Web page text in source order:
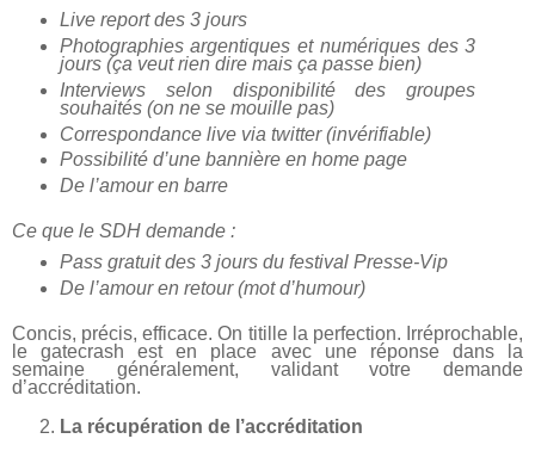
Live report des 3 jours
Photographies argentiques et numériques des 3
jours (ça veut rien dire mais ça passe bien)
Interviews selon disponibilité des groupes
souhaités (on ne se mouille pas)
Correspondance live via twitter (invérifiable)
Possibilité d’une bannière en home page
De l’amour en barre
Ce que le SDH demande :
Pass gratuit des 3 jours du festival Presse-Vip
De l’amour en retour (mot d’humour)
Concis, précis, efficace. On titille la perfection. Irréprochable,
le gatecrash est en place avec une réponse dans la
semaine généralement, validant votre demande
d’accréditation.
La récupération de l’accréditation